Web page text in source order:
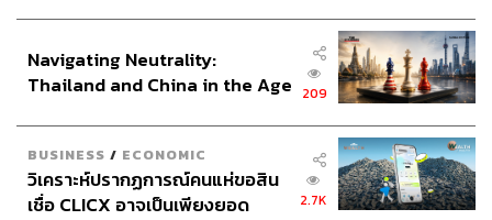
Navigating Neutrality:
Thailand and China in the Age
209
BUSINESS / ECONOMIC
วิเคราะห์ปรากฏการณ์คนแห่ขอสิน
เชื่อ CLICX อาจเป็นเพียงยอด
2.7K